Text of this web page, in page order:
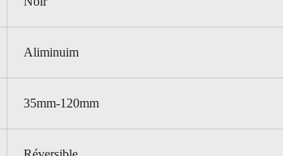
Aliminuim
35mm-120mm